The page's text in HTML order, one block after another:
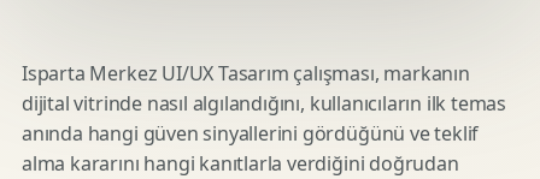
Isparta Merkez UI/UX Tasarım çalışması, markanın
dijital vitrinde nasıl algılandığını, kullanıcıların ilk temas
anında hangi güven sinyallerini gördüğünü ve teklif
alma kararını hangi kanıtlarla verdiğini doğrudan